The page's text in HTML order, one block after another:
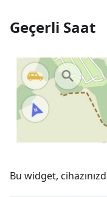
Geçerli Saat
Bu widget,